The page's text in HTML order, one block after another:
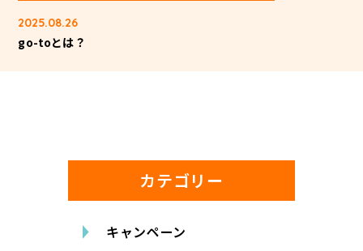
2025.08.26
go-toとは？
カテゴリー
キャンペーン